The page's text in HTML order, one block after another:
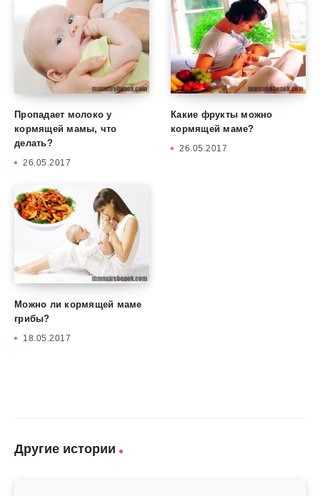
Пропадает молоко у
кормящей мамы, что
делать?
26.05.2017
Какие фрукты можно
кормящей маме?
26.05.2017
Можно ли кормящей маме
грибы?
18.05.2017
Другие истории